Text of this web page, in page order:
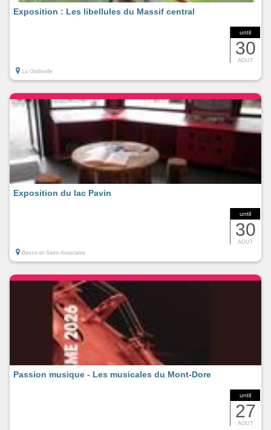
until
30
AOUT
Exposition : Les libellules du Massif central
La Godivelle
until
30
AOUT
Exposition du lac Pavin
Besse-et-Saint-Anastaise
until
27
AOUT
Passion musique - Les musicales du Mont-Dore